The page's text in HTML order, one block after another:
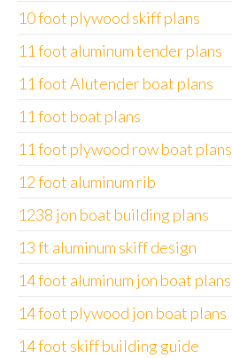
10 foot plywood skiff plans
11 foot aluminum tender plans
11 foot Alutender boat plans
11 foot boat plans
11 foot plywood row boat plans
12 foot aluminum rib
1238 jon boat building plans
13 ft aluminum skiff design
14 foot aluminum jon boat plans
14 foot plywood jon boat plans
14 foot skiff building guide